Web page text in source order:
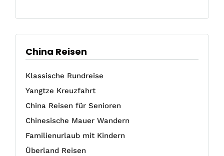
China Reisen
Klassische Rundreise
Yangtze Kreuzfahrt
China Reisen für Senioren
Chinesische Mauer Wandern
Familienurlaub mit Kindern
Überland Reisen